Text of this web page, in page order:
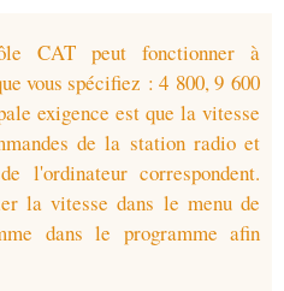
CAT peut fonctionner à
vous spécifiez : 4 800, 9 600
exigence est que la vitesse
de la station radio et
l'ordinateur correspondent.
la vitesse dans le menu de
dans le programme afin